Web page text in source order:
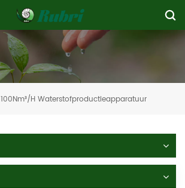
100Nm³/H Waterstofproductieapparatuur